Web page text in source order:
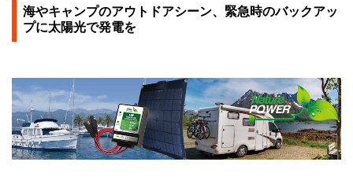
海やキャンプのアウトドアシーン、緊急時のバックアッ
プに太陽光で発電を